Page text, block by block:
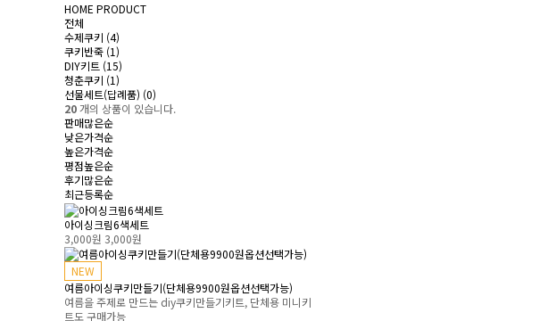
HOME PRODUCT
전체
수제쿠키 (4)
쿠키반죽 (1)
DIY키트 (15)
청춘쿠키 (1)
선물세트(답례품) (0)
20개의 상품이 있습니다.
판매많은순
낮은가격순
높은가격순
평점높은순
후기많은순
최근등록순
아이싱크림6색세트
3,000원 3,000원
NEW
여름아이싱쿠키만들기(단체용9900원옵션선택가능)
여름을 주제로 만드는 diy쿠키만들기키트, 단체용 미니키
트도 구매가능